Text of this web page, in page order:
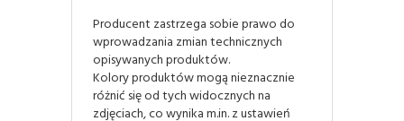
Producent zastrzega sobie prawo do
wprowadzania zmian technicznych
opisywanych produktów.
Kolory produktów mogą nieznacznie
różnić się od tych widocznych na
zdjęciach, co wynika m.in. z ustawień